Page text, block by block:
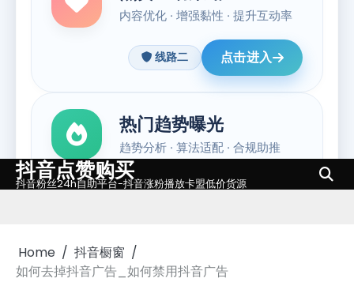
Skip
to
抖音点赞购买
抖音粉丝24h自助平台-抖音涨粉播放卡盟低价货源
Home
抖音橱窗
如何去掉抖音广告_如何禁用抖音广告